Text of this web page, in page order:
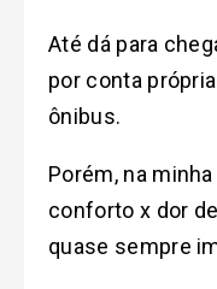
Até dá para
por conta
ônibus.
Porém, na
conforto x dor
quase sempre